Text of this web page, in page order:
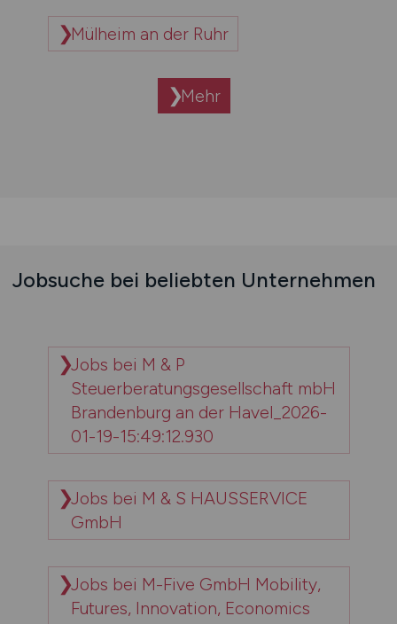
Mülheim an der Ruhr
Mehr
Jobsuche bei beliebten Unternehmen
Jobs bei M & P
Steuerberatungsgesellschaft mbH
Brandenburg an der Havel_2026-
01-19-15:49:12.930
Jobs bei M & S HAUSSERVICE
GmbH
Jobs bei M-Five GmbH Mobility,
Futures, Innovation, Economics